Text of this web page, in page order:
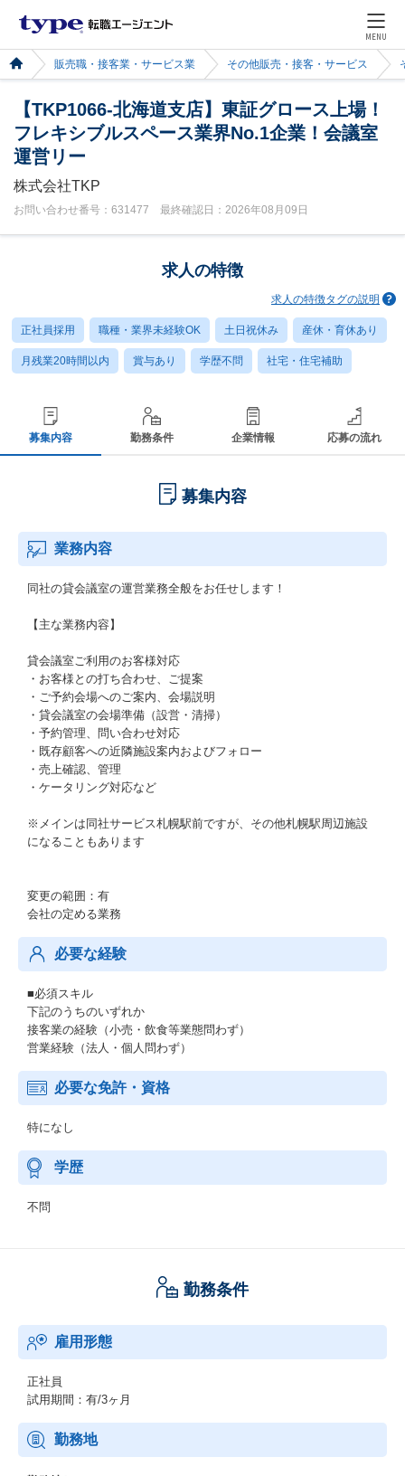
MENU
販売職・接客業・サービス業 その他販売・接客・サービス
【TKP1066-北海道支店】東証グロース上場！
フレキシブルスペース業界No.1企業！会議室
運営リー
株式会社TKP
お問い合わせ番号：631477 最終確認日：2026年08月09日
求人の特徴
求人の特徴タグの説明
正社員採用 職種・業界未経験OK 土日祝休み 産休・育休あり
月残業20時間以内 賞与あり 学歴不問 社宅・住宅補助
募集内容 勤務条件 企業情報 応募の流れ
募集内容
業務内容
同社の貸会議室の運営業務全般をお任せします！
【主な業務内容】
貸会議室ご利用のお客様対応
・お客様との打ち合わせ、ご提案
・ご予約会場へのご案内、会場説明
・貸会議室の会場準備（設営・清掃）
・予約管理、問い合わせ対応
・既存顧客への近隣施設案内およびフォロー
・売上確認、管理
・ケータリング対応など
※メインは同社サービス札幌駅前ですが、その他札幌駅周辺施設
になることもあります
変更の範囲：有
会社の定める業務
必要な経験
■必須スキル
下記のうちのいずれか
接客業の経験（小売・飲食等業態問わず）
営業経験（法人・個人問わず）
必要な免許・資格
特になし
学歴
不問
勤務条件
雇用形態
正社員
試用期間：有/3ヶ月
勤務地